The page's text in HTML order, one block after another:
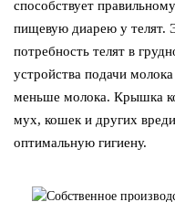
способствует
пищевую диарею у телят.
потребность телят в
устройства подачи
меньше молока. Крышка
мух, кошек и других
оптимальную гигиену.